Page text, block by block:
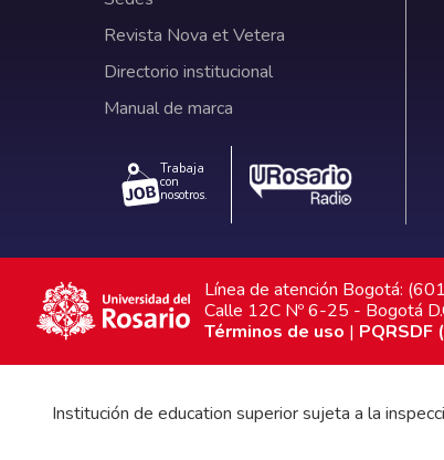
Revista Nova et Vetera
Directorio institucional
Manual de marca
Trabaja
con
nosotros.
Línea de atención Bogotá:
Calle 12C Nº 6-25 - Bogotá
Términos de uso |
Institución de education superior sujeta a la